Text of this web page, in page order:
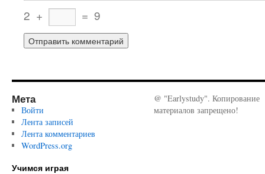
2 + = 9
Мета
Войти
Лента записей
Лента комментариев
WordPress.org
@ "Earlystudy". Копирование
материалов запрещено!
Учимся играя